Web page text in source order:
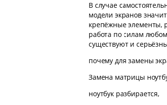
В случае
модели экранов
крепёжные элементы,
работа по силам
существуют и
почему для замены
Замена матрицы
ноутбук разбирается,